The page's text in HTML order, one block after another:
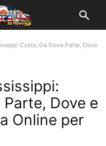
Costo, Da Dove Parte, Dove
Dove e
Online per